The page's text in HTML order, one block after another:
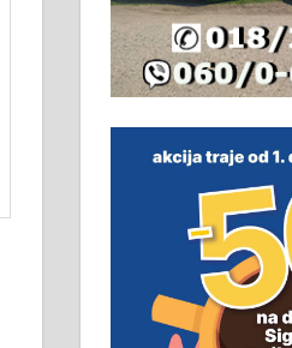
Рудник и
д.о.о. Рудник
помоћника
Основна
радно
сличним
неопходан
смештај,
032/57-41-122 –
Пружам
радова у
радова. 061/25-